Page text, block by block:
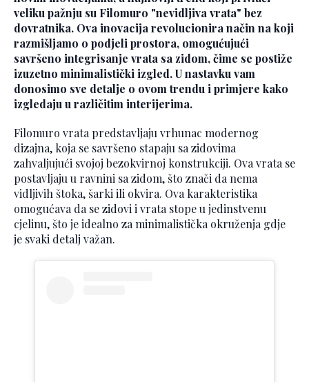
veliku pažnju su Filomuro "nevidljiva vrata" bez
dovratnika. Ova inovacija revolucionira način na koji
razmišljamo o podjeli prostora, omogućujući
savršeno integrisanje vrata sa zidom, čime se postiže
izuzetno minimalistički izgled. U nastavku vam
donosimo sve detalje o ovom trendu i primjere kako
izgledaju u različitim interijerima.
Filomuro vrata predstavljaju vrhunac modernog
dizajna, koja se savršeno stapaju sa zidovima
zahvaljujući svojoj bezokvirnoj konstrukciji. Ova vrata se
postavljaju u ravnini sa zidom, što znači da nema
vidljivih štoka, šarki ili okvira. Ova karakteristika
omogućava da se zidovi i vrata stope u jedinstvenu
cjelinu, što je idealno za minimalistička okruženja gdje
je svaki detalj važan.